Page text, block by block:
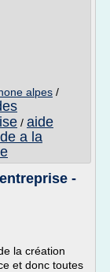
alpes /
/ aide
a la
-
la création
et donc toutes